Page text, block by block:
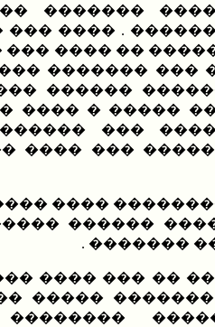
������
������ .
�������� ��
�� ���
��������
���� ����� �
���� ���
������� ���
����
���� ������
��� ���
�� ��� ����
�������